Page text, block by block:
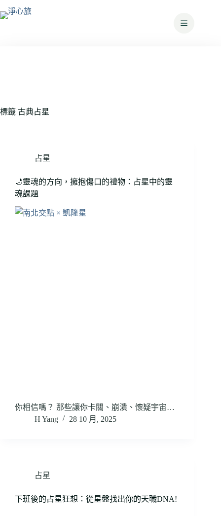
標籤 古典占星
占星
🌙靈魂的方向，擁抱傷口的禮物：占星中的靈
魂課題
你相信嗎？ 那些讓你卡關、崩潰、懷疑宇宙…
H Yang
28 10 月, 2025
占星
下班後的占星狂想：從星盤找出你的天職DNA!